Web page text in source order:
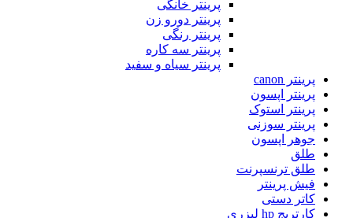
پرینتر خانگی
پرینتر دورو زن
پرینتر رنگی
پرینتر سه کاره
پرینتر سیاه و سفید
پرینتر canon
پرینتر اپسون
پرینتر استوک
پرینتر سوزنی
جوهر اپسون
طلق
طلق ترنسپرنت
فیش پرینتر
کاتر دستی
کارتریج hp لیزری